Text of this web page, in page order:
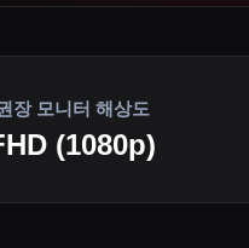
장 모니터 해상도
(1080p)